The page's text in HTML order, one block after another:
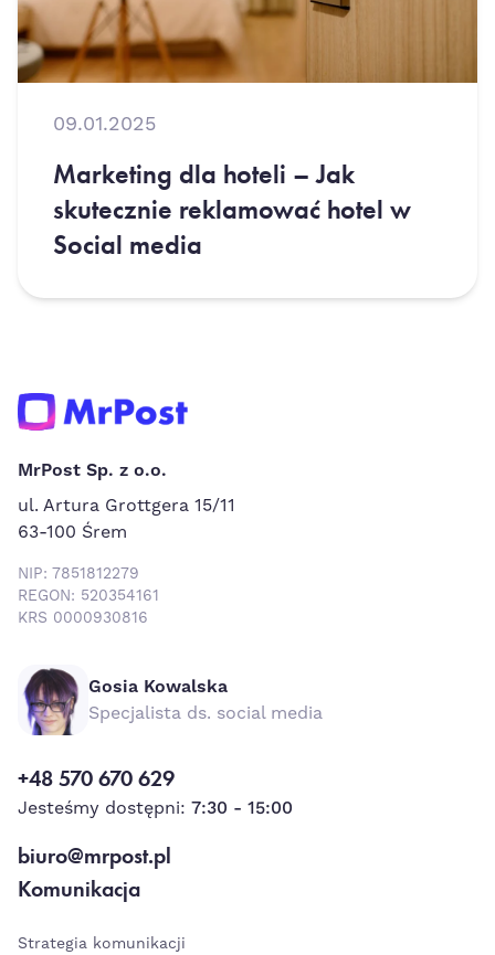
09.01.2025
Marketing dla hoteli – Jak
skutecznie reklamować hotel w
Social media
MrPost Sp. z o.o.
ul. Artura Grottgera 15/11
63-100 Śrem
NIP: 7851812279
REGON: 520354161
KRS 0000930816
Gosia Kowalska
Specjalista ds. social media
+48 570 670 629
Jesteśmy dostępni: 7:30 - 15:00
biuro@mrpost.pl
Komunikacja
Strategia komunikacji